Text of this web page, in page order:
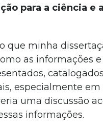
para a ciência e
que minha
as informações
especialmente
uma discussão
informações.